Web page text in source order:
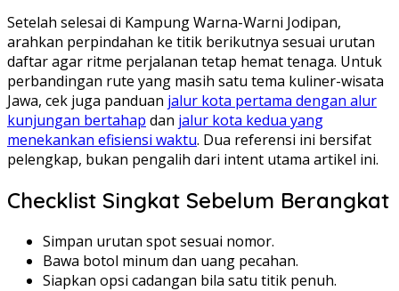
Setelah selesai di Kampung Warna-Warni Jodipan,
arahkan perpindahan ke titik berikutnya sesuai urutan
daftar agar ritme perjalanan tetap hemat tenaga. Untuk
perbandingan rute yang masih satu tema kuliner-wisata
Jawa, cek juga panduan jalur kota pertama dengan alur
kunjungan bertahap dan jalur kota kedua yang
menekankan efisiensi waktu. Dua referensi ini bersifat
pelengkap, bukan pengalih dari intent utama artikel ini.
Checklist Singkat Sebelum Berangkat
Simpan urutan spot sesuai nomor.
Bawa botol minum dan uang pecahan.
Siapkan opsi cadangan bila satu titik penuh.